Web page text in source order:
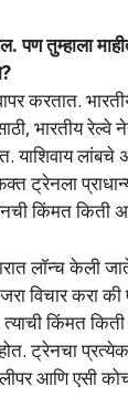
पण तुम्हाला
करतात.
भारतीय
याशिवाय
ट्रेनला
किंमत किती
लॉन्च केली
विचार करा
किंमत
ट्रेनचा
आणि एसी